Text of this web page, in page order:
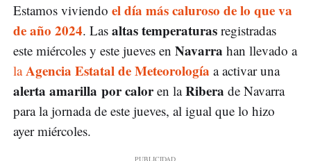
Estamos viviendo el día más caluroso de lo que va
de año 2024. Las altas temperaturas registradas
este miércoles y este jueves en Navarra han llevado a
laAgencia Estatal de Meteorología a activar una
alerta amarilla por caloren laRibera de Navarra
para la jornada de este jueves, al igual que lo hizo
ayer miércoles.